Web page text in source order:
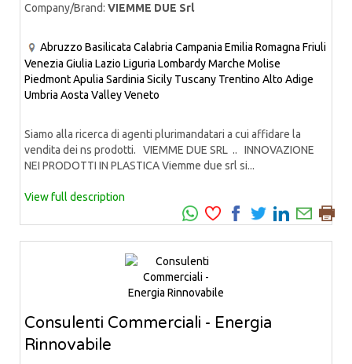
Company/Brand: VIEMME DUE Srl
Abruzzo Basilicata Calabria Campania Emilia Romagna Friuli
Venezia Giulia Lazio Liguria LombardyMarche Molise
PiedmontApulia Sardinia Sicily Tuscany Trentino Alto Adige
Umbria Aosta ValleyVeneto
Siamo alla ricerca di agenti plurimandatari a cui affidare la
vendita dei ns prodotti. VIEMME DUE SRL .. INNOVAZIONE
NEI PRODOTTI IN PLASTICA Viemme due srl si...
View full description
Consulenti Commerciali - Energia
Rinnovabile